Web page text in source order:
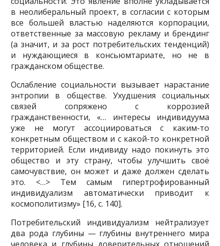
в неолиберальный проект, в согласии с которым
все большей властью наделяются корпорации,
ответственные за массовую рекламу и брендинг
(а значит, и за рост потребительских тенденций)
и нуждающиеся в консьюмтариате, но не в
гражданском обществе.
Ослабление социальности вызывает нарастание
энтропии в обществе. Ухудшения социальных
связей сопряжено с коррозией
гражданственности, «… интересы индивидуума
уже не могут ассоциироваться с каким-то
конкретным обществом и с какой-то конкретной
территорией. Если индивиду надо покинуть это
общество и эту страну, чтобы улучшить своё
самочувствие, он может и даже должен сделать
это. <…> Тем самым гипертрофированный
индивидуализм автоматически приводит к
космополитизму» [16, с. 140].
Потребительский индивидуализм нейтрализует
два рода глубины — глубины внутреннего мира